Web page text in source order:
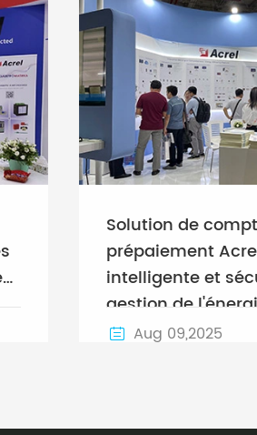
Solution de
prépaiement
intelligente et
gestion de
 Aug 09,2025